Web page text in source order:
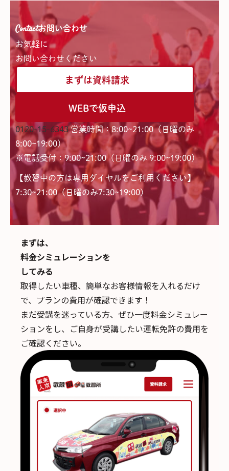
Contactお問い合わせ
お気軽に
お問い合わせください
まずは資料請求
WEBで仮申込
0120-15-6343 営業時間：8:00~21:00（日曜のみ
8:00~19:00）
※電話受付：9:00~21:00（日曜のみ 9:00~19:00）
【教習中の方は専用ダイヤルをご利用ください】
7:30~21:00（日曜のみ7:30~19:00)
まずは、
料金シミュレーションを
してみる
取得したい車種、簡単なお客様情報を入れるだけ
で、 プランの費用が確認できます！
まだ受講を迷っている方、ぜひ一度料金シミュレー
ションをし、ご自身が受講したい運転免許の費用を
ご確認ください。